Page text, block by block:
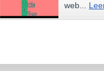
web...